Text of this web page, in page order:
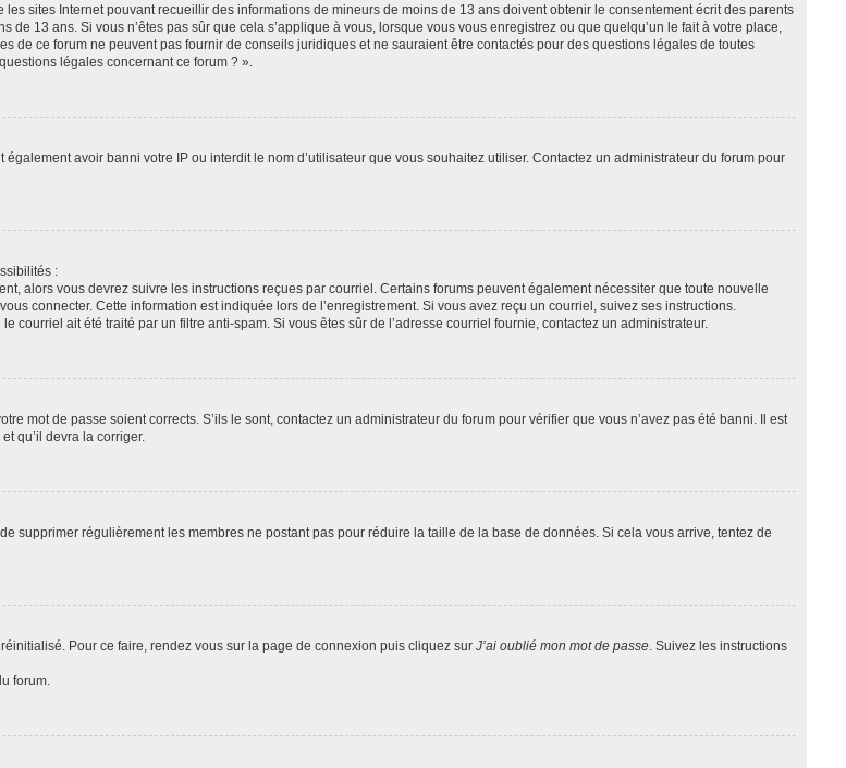
sites Internet pouvant recueillir des informations de mineurs de moins de 13 ans doivent obtenir le consentement écrit des parents
13 ans. Si vous n’êtes pas sûr que cela s’applique à vous, lorsque vous vous enregistrez ou que quelqu’un le fait à votre place,
ce forum ne peuvent pas fournir de conseils juridiques et ne sauraient être contactés pour des questions légales de toutes
légales concernant ce forum ? ».
avoir banni votre IP ou interdit le nom d’utilisateur que vous souhaitez utiliser. Contactez un administrateur du forum pour
:
alors vous devrez suivre les instructions reçues par courriel. Certains forums peuvent également nécessiter que toute nouvelle
connecter. Cette information est indiquée lors de l’enregistrement. Si vous avez reçu un courriel, suivez ses instructions.
courriel ait été traité par un filtre anti-spam. Si vous êtes sûr de l’adresse courriel fournie, contactez un administrateur.
mot de passe soient corrects. S’ils le sont, contactez un administrateur du forum pour vérifier que vous n’avez pas été banni. Il est
qu’il devra la corriger.
supprimer régulièrement les membres ne postant pas pour réduire la taille de la base de données. Si cela vous arrive, tentez de
Pour ce faire, rendez vous sur la page de connexion puis cliquez sur J’ai oublié mon mot de passe. Suivez les instructions
forum.